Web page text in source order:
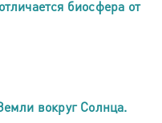
биосфера от
вокруг Солнца.